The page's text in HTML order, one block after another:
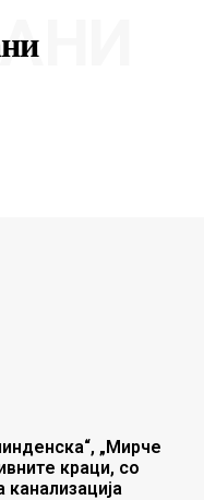
„Мирче
краци, со